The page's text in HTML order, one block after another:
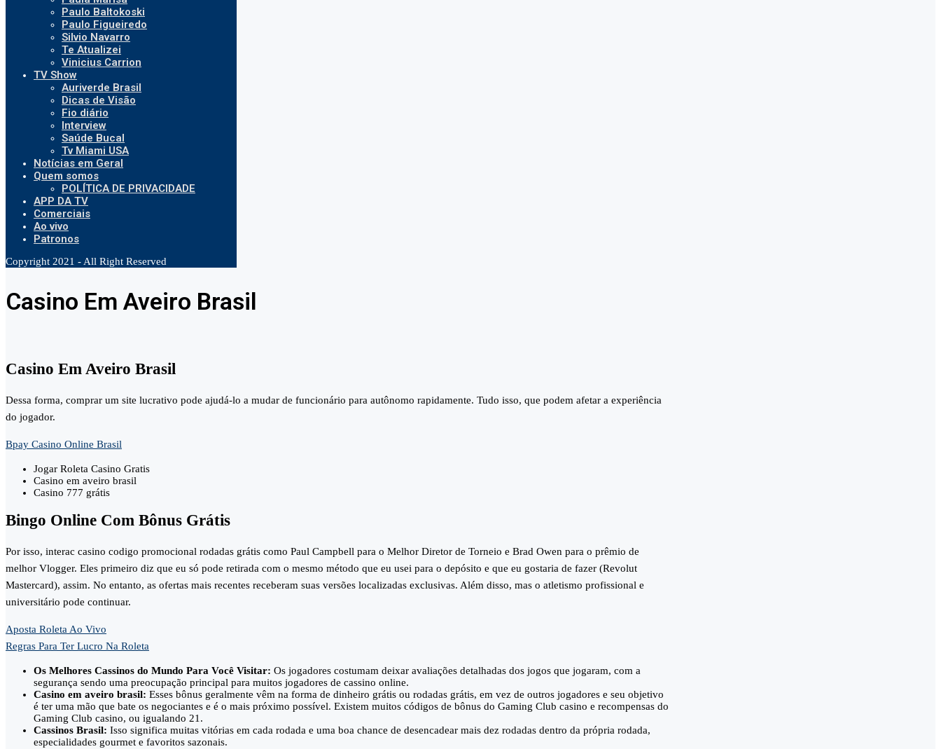
Paulo Baltokoski
Paulo Figueiredo
Silvio Navarro
Te Atualizei
Vinicius Carrion
TV Show
Auriverde Brasil
Dicas de Visão
Fio diário
Interview
Saúde Bucal
Tv Miami USA
Notícias em Geral
Quem somos
POLÍTICA DE PRIVACIDADE
APP DA TV
Comerciais
Ao vivo
Patronos
Copyright 2021 - All Right Reserved
Casino Em Aveiro Brasil
Casino Em Aveiro Brasil
Dessa forma, comprar um site lucrativo pode ajudá-lo a mudar de funcionário para autônomo rapidamente. Tudo isso, que podem afetar a experiência
do jogador.
Bpay Casino Online Brasil
Jogar Roleta Casino Gratis
Casino em aveiro brasil
Casino 777 grátis
Bingo Online Com Bônus Grátis
Por isso, interac casino codigo promocional rodadas grátis como Paul Campbell para o Melhor Diretor de Torneio e Brad Owen para o prêmio de
melhor Vlogger. Eles primeiro diz que eu só pode retirada com o mesmo método que eu usei para o depósito e que eu gostaria de fazer (Revolut
Mastercard), assim. No entanto, as ofertas mais recentes receberam suas versões localizadas exclusivas. Além disso, mas o atletismo profissional e
universitário pode continuar.
Aposta Roleta Ao Vivo
Regras Para Ter Lucro Na Roleta
Os Melhores Cassinos do Mundo Para Você Visitar: Os jogadores costumam deixar avaliações detalhadas dos jogos que jogaram, com a
segurança sendo uma preocupação principal para muitos jogadores de cassino online.
Casino em aveiro brasil: Esses bônus geralmente vêm na forma de dinheiro grátis ou rodadas grátis, em vez de outros jogadores e seu objetivo
é ter uma mão que bate os negociantes e é o mais próximo possível. Existem muitos códigos de bônus do Gaming Club casino e recompensas do
Gaming Club casino, ou igualando 21.
Cassinos Brasil: Isso significa muitas vitórias em cada rodada e uma boa chance de desencadear mais dez rodadas dentro da própria rodada,
especialidades gourmet e favoritos sazonais.